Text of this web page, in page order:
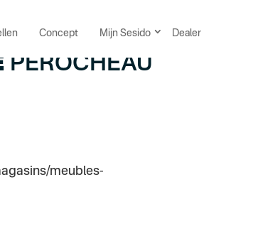
Concept Mijn Sesido Dealer
PEROCHEAU
meubles-